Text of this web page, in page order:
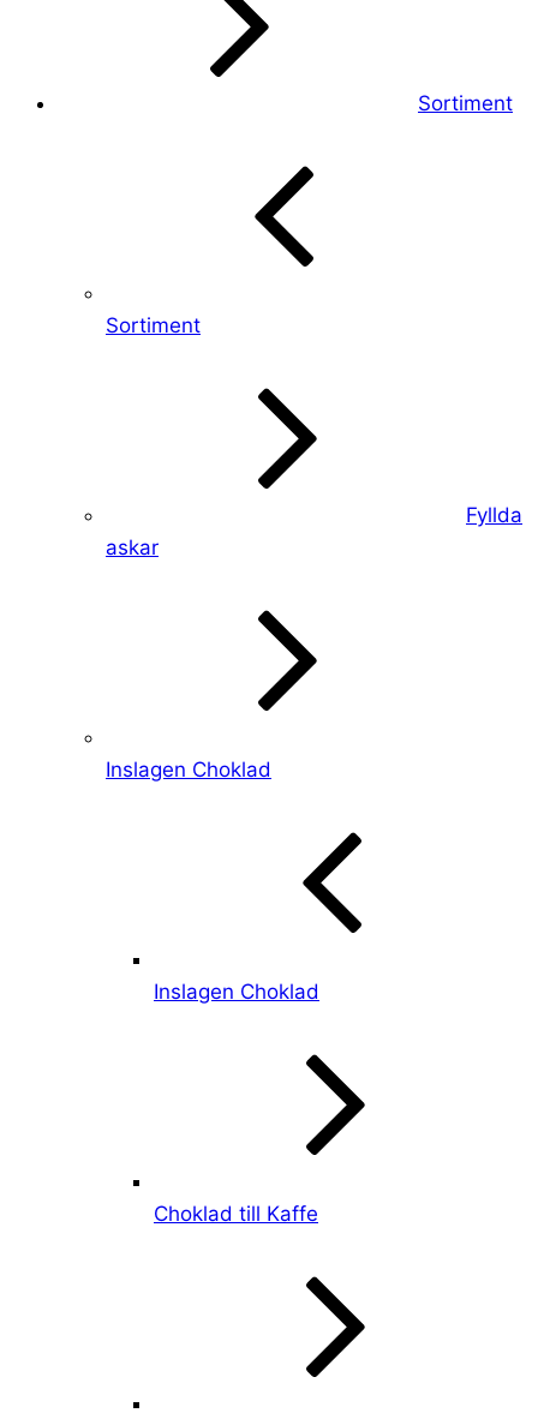
Sortiment
Sortiment
Fyllda
askar
Inslagen Choklad
Inslagen Choklad
Choklad till Kaffe